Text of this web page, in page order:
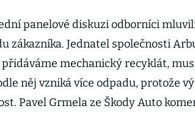
panelové diskuzi odborníci
zákazníka. Jednatel společnosti
mechanický recyklát,
něj vzniká více odpadu, protože
Pavel Grmela ze Škody Auto